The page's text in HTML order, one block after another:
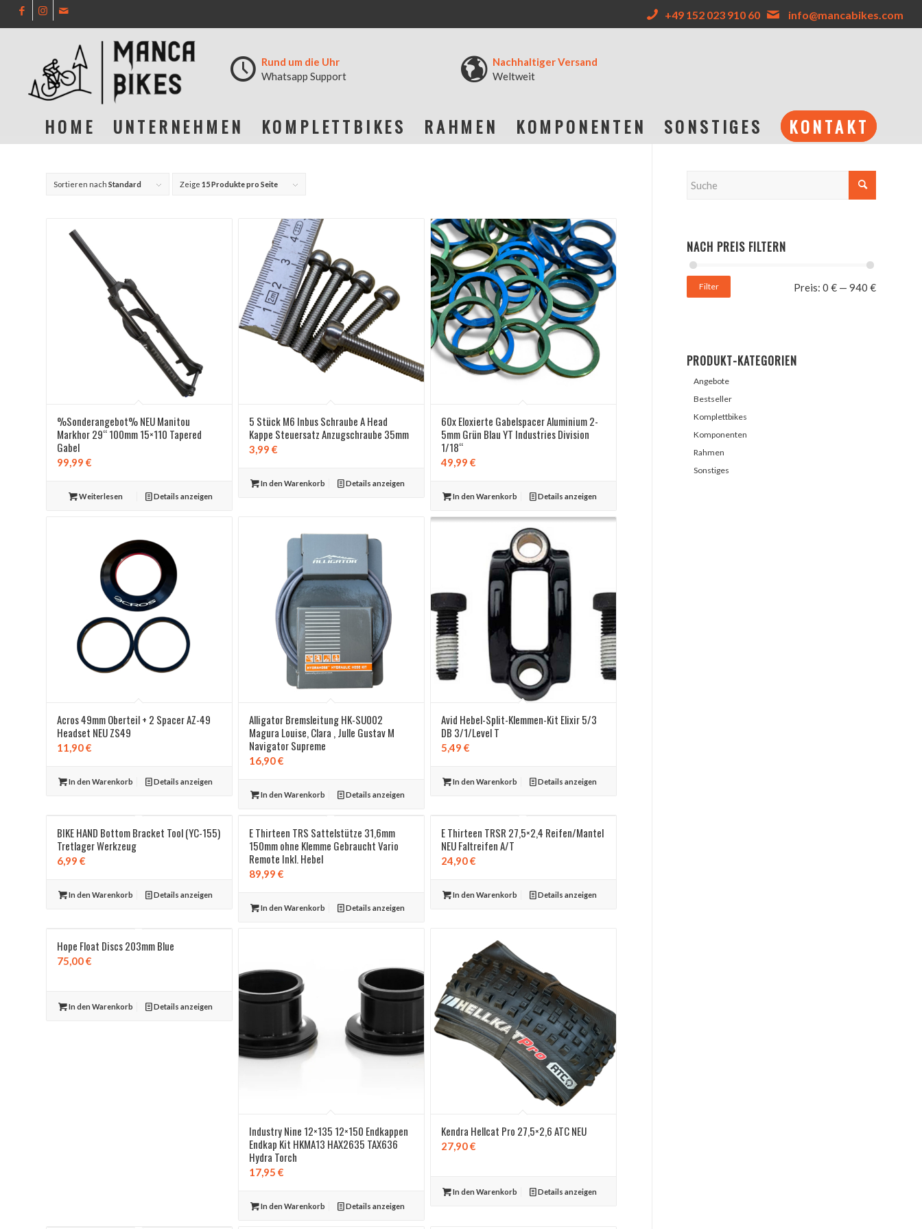
+49 152 023 910 60 info@mancabikes.com
Rund um die Uhr
Whatsapp Support
Nachhaltiger Versand
Weltweit
HOME UNTERNEHMEN KOMPLETTBIKES RAHMEN KOMPONENTEN SONSTIGES KONTAKT
Sortieren nach Standard Zeige 15 Produkte pro Seite
%Sonderangebot% NEU Manitou
Markhor 29“ 100mm 15×110 Tapered
Gabel
99,99 €
Weiterlesen Details anzeigen
5 Stück M6 Inbus Schraube A Head
Kappe Steuersatz Anzugschraube 35mm
3,99 €
In den Warenkorb Details anzeigen
60x Eloxierte Gabelspacer Aluminium 2-
5mm Grün Blau YT Industries Division
1/18“
49,99 €
In den Warenkorb Details anzeigen
Acros 49mm Oberteil + 2 Spacer AZ-49
Headset NEU ZS49
11,90€
In den Warenkorb Details anzeigen
Alligator Bremsleitung HK-SU002
Magura Louise, Clara , Julle Gustav M
Navigator Supreme
16,90€
In den Warenkorb Details anzeigen
Avid Hebel-Split-Klemmen-Kit Elixir 5/3
DB 3/1/Level T
5,49 €
In den Warenkorb Details anzeigen
BIKE HAND Bottom Bracket Tool (YC-155)
Tretlager Werkzeug
6,99 €
In den Warenkorb Details anzeigen
E Thirteen TRS Sattelstütze 31,6mm
150mm ohne Klemme Gebraucht Vario
Remote Inkl. Hebel
89,99 €
In den Warenkorb Details anzeigen
E Thirteen TRSR 27,5×2,4 Reifen/Mantel
NEU Faltreifen A/T
24,90€
In den Warenkorb Details anzeigen
Hope Float Discs 203mm Blue
75,00€
In den Warenkorb Details anzeigen
Industry Nine 12×135 12×150 Endkappen
Endkap Kit HKMA13 HAX2635 TAX636
Hydra Torch
17,95 €
In den Warenkorb Details anzeigen
Kendra Hellcat Pro 27,5×2,6 ATC NEU
27,90€
In den Warenkorb Details anzeigen
NACH PREIS FILTERN
Filter Preis: 0 € — 940 €
PRODUKT-KATEGORIEN
Angebote
Bestseller
Komplettbikes
Komponenten
Rahmen
Sonstiges